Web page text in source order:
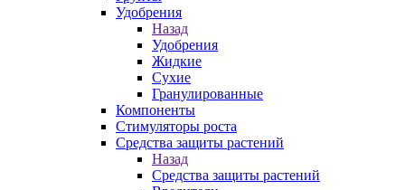
Удобрения
Назад
Удобрения
Жидкие
Сухие
Гранулированные
Компоненты
Стимуляторы роста
Средства защиты растений
Назад
Средства защиты растений